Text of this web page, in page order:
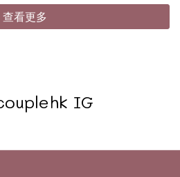
查看更多
IG